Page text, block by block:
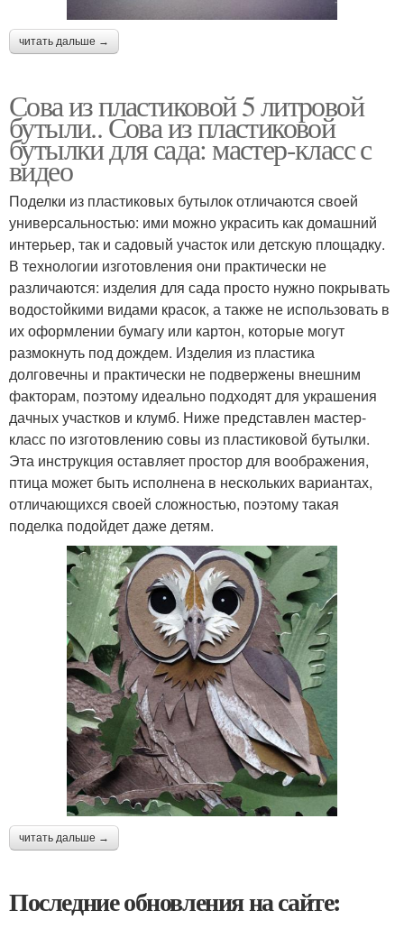
читать дальше →
Сова из пластиковой 5 литровой
бутыли.. Сова из пластиковой
бутылки для сада: мастер-класс с
видео
Поделки из пластиковых бутылок отличаются своей
универсальностью: ими можно украсить как домашний
интерьер, так и садовый участок или детскую площадку.
В технологии изготовления они практически не
различаются: изделия для сада просто нужно покрывать
водостойкими видами красок, а также не использовать в
их оформлении бумагу или картон, которые могут
размокнуть под дождем. Изделия из пластика
долговечны и практически не подвержены внешним
факторам, поэтому идеально подходят для украшения
дачных участков и клумб. Ниже представлен мастер-
класс по изготовлению совы из пластиковой бутылки.
Эта инструкция оставляет простор для воображения,
птица может быть исполнена в нескольких вариантах,
отличающихся своей сложностью, поэтому такая
поделка подойдет даже детям.
читать дальше →
Последние обновления на сайте: